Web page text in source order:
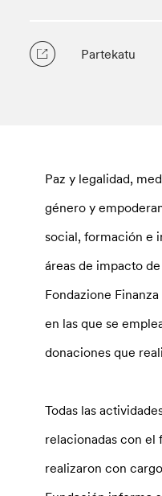
Partekatu
Paz y legalidad,
género y
social, formación e
áreas de impacto
Fondazione
en las que se
donaciones que
Todas las
relacionadas con el
realizaron con